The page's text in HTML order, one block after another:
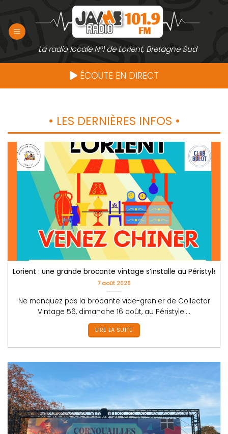
contenu
La radio locale N°1 de Lorient, Bretagne Sud
ÉCOUTE EN DIRECT
• LES DERNIÈRES INFOS •
Lorient : une grande brocante vintage s’installe au Péristyle le
7 août 2026
Ne manquez pas la brocante vide-grenier de Collector
Vintage 56, dimanche 16 août, au Péristyle....
LIRE LA SUITE